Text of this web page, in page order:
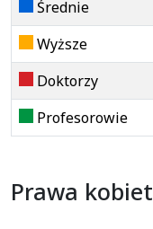
Średnie
Wyższe
Doktorzy
Profesorowie
Prawa kobiet